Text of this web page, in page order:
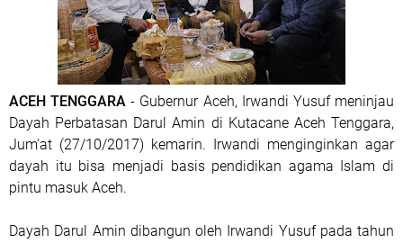
ACEH TENGGARA - Gubernur Aceh, Irwandi Yusuf meninjau
Dayah Perbatasan Darul Amin di Kutacane Aceh Tenggara,
Jum'at (27/10/2017) kemarin. Irwandi menginginkan agar
dayah itu bisa menjadi basis pendidikan agama Islam di
pintu masuk Aceh.
Dayah Darul Amin dibangun oleh Irwandi Yusuf pada tahun